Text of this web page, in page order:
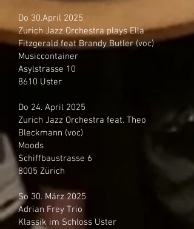
Do 30.April 2025
Zurich Jazz Orchestra plays Ella
Fitzgerald feat Brandy Butler (voc)
Musiccontainer
Asylstrasse 10
8610 Uster
Do 24. April 2025
Zurich Jazz Orchestra feat. Theo
Bleckmann (voc)
Moods
Schiffbaustrasse 6
8005 Zürich
​So 30. März 2025
Adrian Frey Trio
Klassik im Schloss Uster